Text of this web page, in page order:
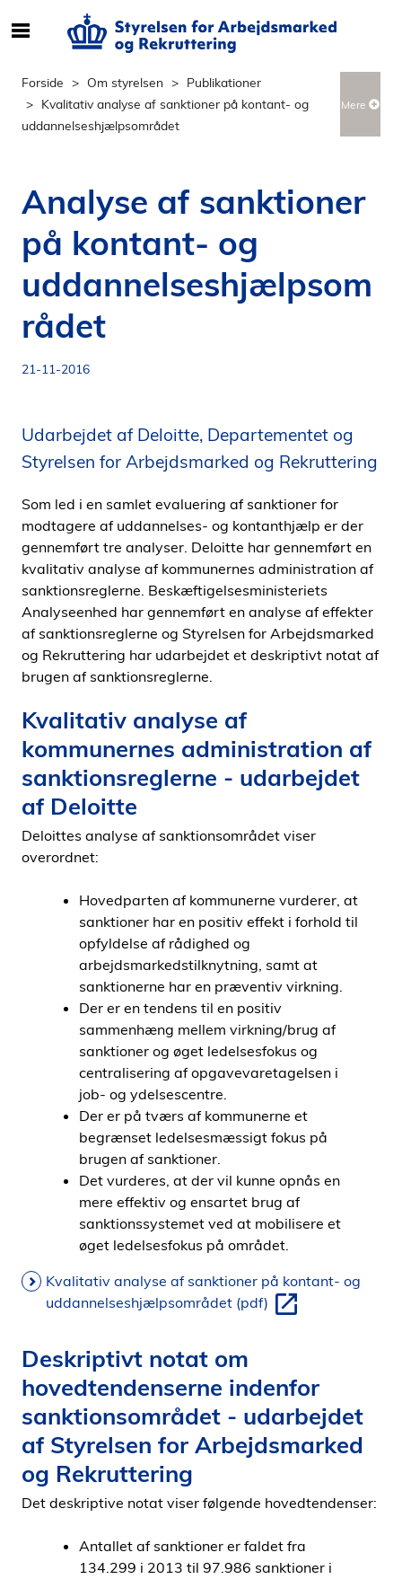
e
f
i
d
o
l
d
å
d
e
Forside Om styrelsen
Publikationer
Kvalitativ analyse af sanktioner på kontant- og
uddannelseshjælpsområdet
Mere
Analyse af sanktioner
på kontant- og
uddannelseshjælpsom
rådet
21-11-2016
Udarbejdet af Deloitte, Departementet og
Styrelsen for Arbejdsmarked og Rekruttering
Som led i en samlet evaluering af sanktioner for
modtagere af uddannelses- og kontanthjælp er der
gennemført tre analyser. Deloitte har gennemført en
kvalitativ analyse af kommunernes administration af
sanktionsreglerne. Beskæftigelsesministeriets
Analyseenhed har gennemført en analyse af effekter
af sanktionsreglerne og Styrelsen for Arbejdsmarked
og Rekruttering har udarbejdet et deskriptivt notat af
brugen af sanktionsreglerne.
Kvalitativ analyse af
kommunernes administration af
sanktionsreglerne - udarbejdet
af Deloitte
Deloittes analyse af sanktionsområdet viser
overordnet:
Hovedparten af kommunerne vurderer, at
sanktioner har en positiv effekt i forhold til
opfyldelse af rådighed og
arbejdsmarkedstilknytning, samt at
sanktionerne har en præventiv virkning.
Der er en tendens til en positiv
sammenhæng mellem virkning/brug af
sanktioner og øget ledelsesfokus og
centralisering af opgavevaretagelsen i
job- og ydelsescentre.
Der er på tværs af kommunerne et
begrænset ledelsesmæssigt fokus på
brugen af sanktioner.
Det vurderes, at der vil kunne opnås en
mere effektiv og ensartet brug af
sanktionssystemet ved at mobilisere et
øget ledelsesfokus på området.
Kvalitativ analyse af sanktioner på kontant- og
uddannelseshjælpsområdet (pdf)
Deskriptivt notat om
hovedtendenserne indenfor
sanktionsområdet - udarbejdet
af Styrelsen for Arbejdsmarked
og Rekruttering
Det deskriptive notat viser følgende hovedtendenser:
Antallet af sanktioner er faldet fra
134.299 i 2013 til 97.986 sanktioner i